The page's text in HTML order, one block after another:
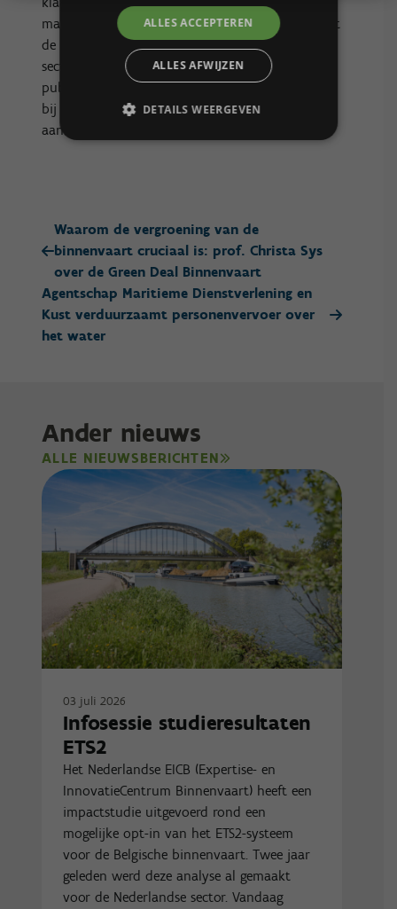
markt. PIO gaat daarbij geen enkele uitdaging uit
de weg en staat open voor alle thema’s en
sectoren. Concreet biedt het PIO-team de
publieke sectororganisatie begeleiding en advies
bij de aanbesteding en cofinanciert het PIO de
aankoop tot 50%.
Waarom de vergroening van de
binnenvaart cruciaal is: prof. Christa Sys
over de Green Deal Binnenvaart
Agentschap Maritieme Dienstverlening en
Kust verduurzaamt personenvervoer over
het water
Ander nieuws
ALLE NIEUWSBERICHTEN
03 juli 2026
Infosessie studieresultaten
ETS2
Het Nederlandse EICB (Expertise- en
InnovatieCentrum Binnenvaart) heeft een
impactstudie uitgevoerd rond een
mogelijke opt-in van het ETS2-systeem
voor de Belgische binnenvaart. Twee jaar
geleden werd deze analyse al gemaakt
voor de Nederlandse sector. Vandaag
ALLES ACCEPTEREN
ALLES AFWIJZEN
DETAILS WEERGEVEN